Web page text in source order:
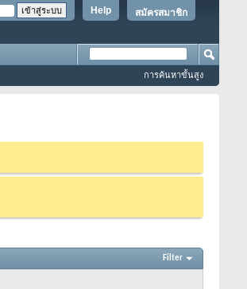
สมัครสมาชิก
Help
การค้นหาขั้นสูง
Filter